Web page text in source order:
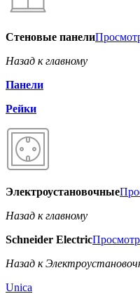
Стеновые панели
Назад к главному
Панели
Рейки
Электроустановочные
Назад к главному
Schneider Electric
Назад к
Unica